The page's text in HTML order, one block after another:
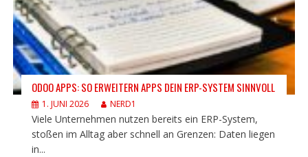
ODOO APPS: SO ERWEITERN APPS DEIN ERP-SYSTEM SINNVOLL
1. JUNI 2026 NERD1
Viele Unternehmen nutzen bereits ein ERP-System,
stoßen im Alltag aber schnell an Grenzen: Daten liegen
in...